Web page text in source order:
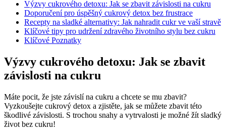
Výzvy cukrového detoxu: Jak se zbavit závislosti na cukru
Doporučení pro úspěšný cukrový detox bez frustrace
Recepty na sladké alternativy: Jak nahradit cukr ve vaší stravě
Klíčové tipy pro udržení zdravého životního stylu bez cukru
Klíčové Poznatky
Výzvy cukrového detoxu: Jak se zbavit
závislosti na cukru
Máte pocit, že jste závislí na cukru a chcete se mu zbavit?
Vyzkoušejte cukrový detox a zjistěte, jak se můžete zbavit této
škodlivé závislosti. S trochou snahy a vytrvalosti je možné žít sladký
život bez cukru!